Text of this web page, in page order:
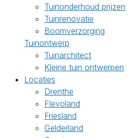
Tuinonderhoud prijzen
Tuinrenovatie
Boomverzorging
Tuinontwerp
Tuinarchitect
Kleine tuin ontwerpen
Locaties
Drenthe
Flevoland
Friesland
Gelderland